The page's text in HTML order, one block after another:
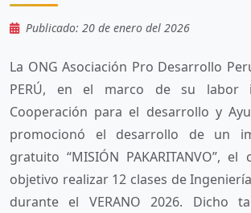
Publicado: 20 de enero del 2026
La ONG Asociación Pro Desarrollo
PERÚ, en el marco de su labor
Cooperación para el desarrollo y
promocionó el desarrollo de un
gratuito “MISIÓN PAKARITANVO”,
objetivo realizar 12 clases de
durante el VERANO 2026. Dicho